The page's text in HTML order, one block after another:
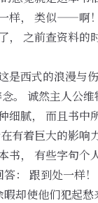
样， 类似——啊
， 之前查资料
是西式的浪漫与
。 诚然主人公
细腻， 而且书
有着巨大的影响
书， 有些字句个
： 跟到处一样
却使他们犯起